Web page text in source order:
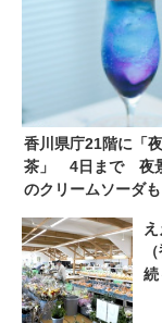
香川県庁21階に「
茶」 4日まで 夜
のクリームソーダ
聞社が提供する香川
報サイト
続